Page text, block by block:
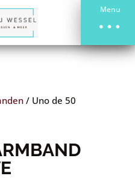
Menu
/ Uno de 50